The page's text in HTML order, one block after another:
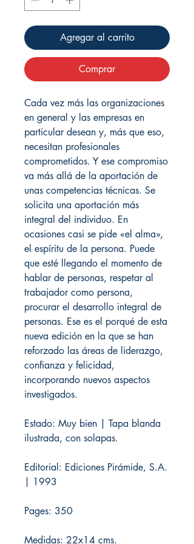
Agregar al carrito
Comprar
Cada vez más las organizaciones
en general y las empresas en
particular desean y, más que eso,
necesitan profesionales
comprometidos. Y ese compromiso
va más allá de la aportación de
unas competencias técnicas. Se
solicita una aportación más
integral del individuo. En
ocasiones casi se pide «el alma»,
el espíritu de la persona. Puede
que esté llegando el momento de
hablar de personas, respetar al
trabajador como persona,
procurar el desarrollo integral de
personas. Ese es el porqué de esta
nueva edición en la que se han
reforzado las áreas de liderazgo,
confianza y felicidad,
incorporando nuevos aspectos
investigados.
Estado: Muy bien | Tapa blanda
ilustrada, con solapas.
Editorial: Ediciones Pirámide, S.A.
| 1993
Pages: 350
Medidas: 22x14 cms.